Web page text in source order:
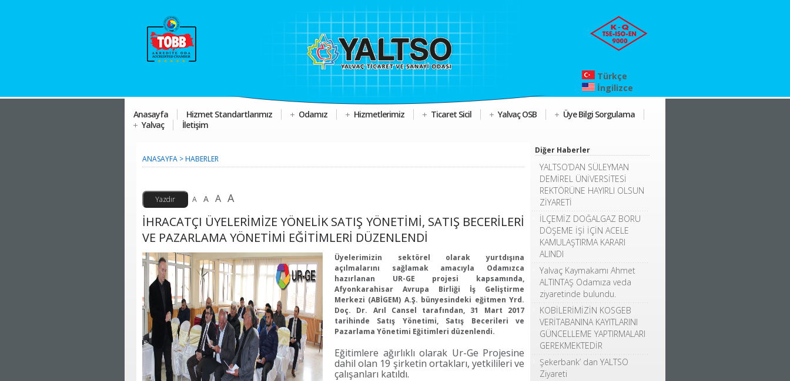
Türkçe
İngilizce
Anasayfa Hizmet Standartlarımız Odamız Hizmetlerimiz Ticaret Sicil Yalvaç OSB
Üye Bilgi Sorgulama
Yalvaç
İletişim
ANASAYFA >HABERLER
A A A A
İHRACATÇI ÜYELERİMİZE YÖNELİK SATIŞ YÖNETİMİ, SATIŞ BECERİLERİ
VE PAZARLAMA YÖNETİMİ EĞİTİMLERİ DÜZENLENDİ
Üyelerimizin sektörel olarak yurtdışına
açılmalarını sağlamak amacıyla Odamızca
hazırlanan UR-GE projesi kapsamında,
Afyonkarahisar Avrupa Birliği İş Geliştirme
Merkezi (ABİGEM) A.Ş. bünyesindeki eğitmen Yrd.
Doç. Dr. Arıl Cansel tarafından, 31 Mart 2017
tarihinde Satış Yönetimi, Satış Becerileri ve
Pazarlama Yönetimi Eğitimleri düzenlendi.
Eğitimlere ağırlıklı olarak Ur-Ge Projesine
dahil olan 19 şirketin ortakları, yetkilileri ve
çalışanları katıldı.
Diğer Haberler
YALTSO’DAN SÜLEYMAN
DEMİREL ÜNİVERSİTESİ
REKTÖRÜNE HAYIRLI OLSUN
ZİYARETİ
İLÇEMİZ DOĞALGAZ BORU
DÖŞEME İŞİ İÇİN ACELE
KAMULAŞTIRMA KARARI
ALINDI
Yalvaç Kaymakamı Ahmet
ALTINTAŞ Odamıza veda
ziyaretinde bulundu.
KOBİLERİMİZİN KOSGEB
VERİTABANINA KAYITLARINI
GÜNCELLEME YAPTIRMALARI
GEREKMEKTEDİR
Şekerbank’ dan YALTSO
Ziyareti